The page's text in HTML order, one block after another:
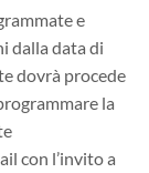
e
dalla data di
dovrà procede
la
con l’invito a